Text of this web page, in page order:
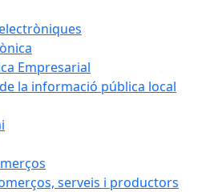
Empresarial
la informació pública local
serveis i productors